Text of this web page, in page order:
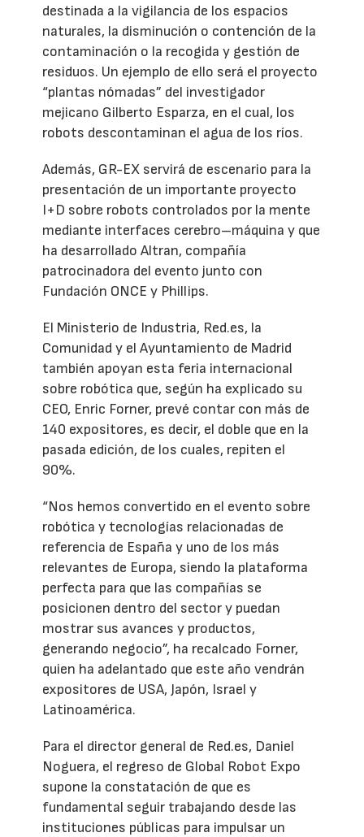
destinada a la vigilancia de los espacios
naturales, la disminución o contención de la
contaminación o la recogida y gestión de
residuos. Un ejemplo de ello será el proyecto
“plantas nómadas” del investigador
mejicano Gilberto Esparza, en el cual, los
robots descontaminan el agua de los ríos.
Además, GR-EX servirá de escenario para la
presentación de un importante proyecto
I+D sobre robots controlados por la mente
mediante interfaces cerebro–máquina y que
ha desarrollado Altran, compañía
patrocinadora del evento junto con
Fundación ONCE y Phillips.
El Ministerio de Industria, Red.es, la
Comunidad y el Ayuntamiento de Madrid
también apoyan esta feria internacional
sobre robótica que, según ha explicado su
CEO, Enric Forner, prevé contar con más de
140 expositores, es decir, el doble que en la
pasada edición, de los cuales, repiten el
90%.
“Nos hemos convertido en el evento sobre
robótica y tecnologías relacionadas de
referencia de España y uno de los más
relevantes de Europa, siendo la plataforma
perfecta para que las compañías se
posicionen dentro del sector y puedan
mostrar sus avances y productos,
generando negocio”, ha recalcado Forner,
quien ha adelantado que este año vendrán
expositores de USA, Japón, Israel y
Latinoamérica.
Para el director general de Red.es, Daniel
Noguera, el regreso de Global Robot Expo
supone la constatación de que es
fundamental seguir trabajando desde las
instituciones públicas para impulsar un